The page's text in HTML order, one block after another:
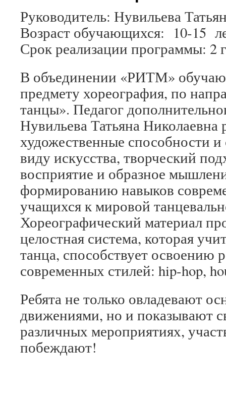
Руководитель: Нувильева
Возраст обучающихся: 10-15
Срок реализации программы: 2
В объединении «РИТМ»
предмету хореография, по
танцы». Педагог
Нувильева Татьяна Николаевна
художественные способности
виду искусства, творческий
восприятие и образное
формированию навыков
учащихся к мировой
Хореографический материал
целостная система, которая
танца, способствует освоению
современных стилей: hip-hop,
Ребята не только овладевают
движениями, но и показывают
различных мероприятиях,
побеждают!